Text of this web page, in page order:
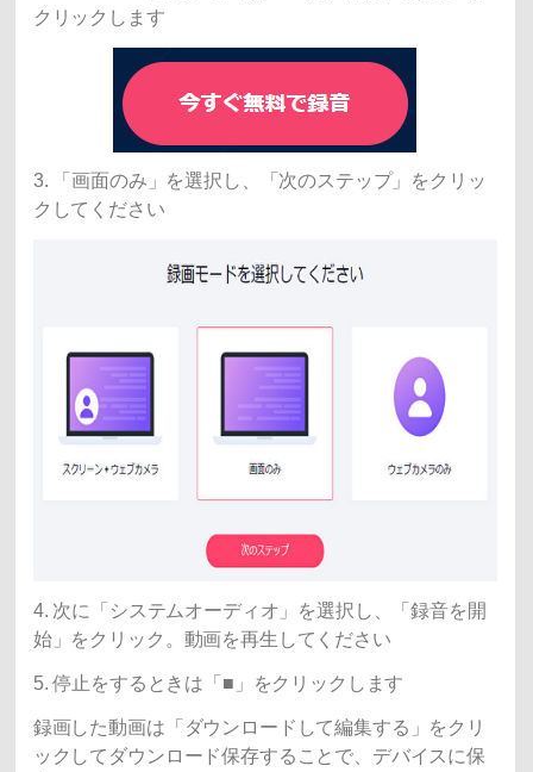
クリックします
3. 「画面のみ」を選択し、「次のステップ」をクリッ
クしてください
4. 次に「システムオーディオ」を選択し、「録音を開
始」をクリック。動画を再生してください
5. 停止をするときは「■」をクリックします
録画した動画は「ダウンロードして編集する」をクリ
ックしてダウンロード保存することで、デバイスに保